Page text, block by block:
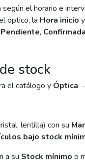
el horario e
óptico, la Hora inicio
Pendiente, Confirmada
stock
el catálogo y Óptica
lentilla) con su
bajo stock
a su Stock mínimo o